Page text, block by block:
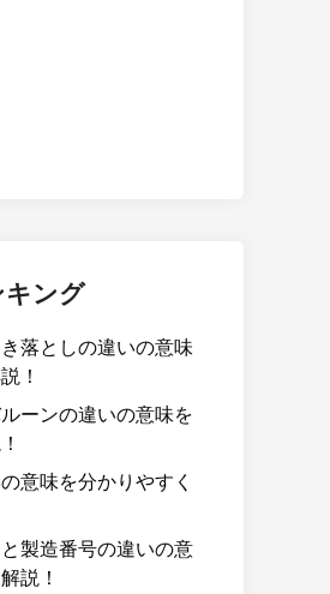
キング
落としの違いの意味
！
ーンの違いの意味を
意味を分かりやすく
製造番号の違いの意
説！